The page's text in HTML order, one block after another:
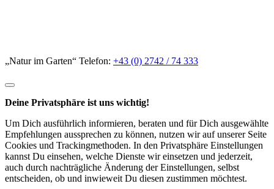
Empfehlungen aussprechen zu können, nutzen wir auf unserer Seite
Cookies und Trackingmethoden. In den Privatsphäre Einstellungen
kannst Du einsehen, welche Dienste wir einsetzen und jederzeit,
auch durch nachträgliche Änderung der Einstellungen, selbst
entscheiden, ob und inwieweit Du diesen zustimmen möchtest.